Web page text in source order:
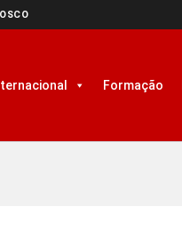
Formação